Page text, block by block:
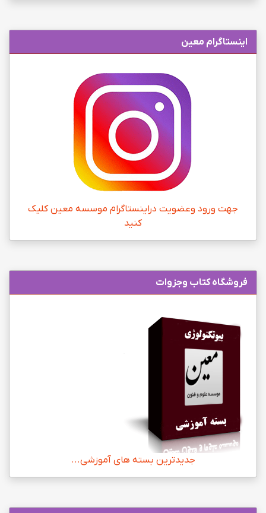
اینستاگرام معین
جهت ورود وعضویت دراینستاگرام موسسه معین کلیک
کنید
فروشگاه کتاب وجزوات
جدیدترین بسته های آموزشی...